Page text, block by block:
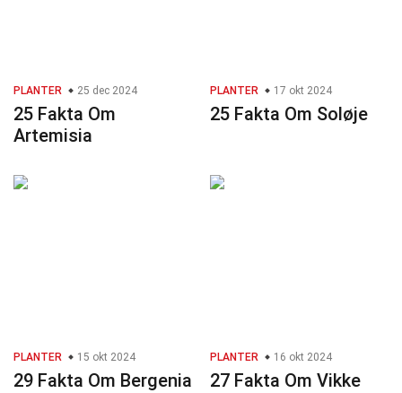
PLANTER 25 dec 2024
25 Fakta Om
Artemisia
PLANTER 17 okt 2024
25 Fakta Om Soløje
PLANTER 15 okt 2024
29 Fakta Om Bergenia
PLANTER 16 okt 2024
27 Fakta Om Vikke